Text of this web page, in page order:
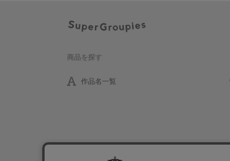
商品を探す
作品名一覧